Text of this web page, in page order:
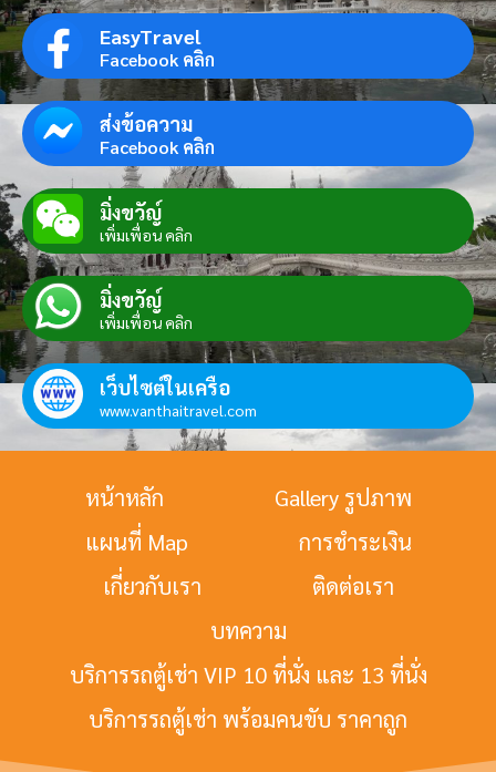
EasyTravel
Facebook คลิก
ส่งข้อความ
Facebook คลิก
มิ่งขวัญ์
เพิ่มเพื่อน คลิก
มิ่งขวัญ์
เพิ่มเพื่อน คลิก
เว็บไซต์ในเครือ
www.vanthaitravel.com
หน้าหลัก
Gallery รูปภาพ
แผนที่ Map
การชำระเงิน
เกี่ยวกับเรา
ติดต่อเรา
บทความ
บริการรถตู้เช่า VIP 10 ที่นั่ง และ 13 ที่นั่ง
บริการรถตู้เช่า พร้อมคนขับ ราคาถูก